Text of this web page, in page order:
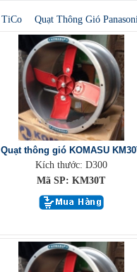
TiCo Quạt Thông Gió
Quạt thông gió KOMASU
Kích thước: D300
Mã SP: KM30T